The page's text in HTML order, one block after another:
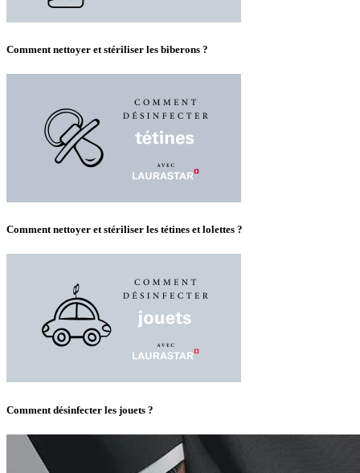
Comment nettoyer et stériliser les biberons ?
Comment nettoyer et stériliser les tétines et lolettes ?
Comment désinfecter les jouets ?